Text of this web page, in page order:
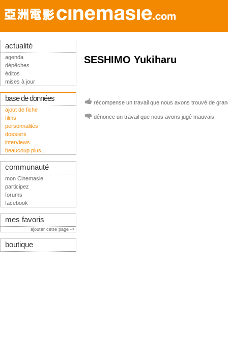
SESHIMO Yukiharu
récompense un travail que nous avons trouvé de
dénonce un travail que nous avons jugé mauvais.
actualité
agenda
dépêches
éditos
mises à jour
base de données
ajout de fiche
films
personnalités
dossiers
interviews
beaucoup plus...
communauté
mon Cinemasie
participez
forums
facebook
mes favoris
ajouter cette page ->
boutique